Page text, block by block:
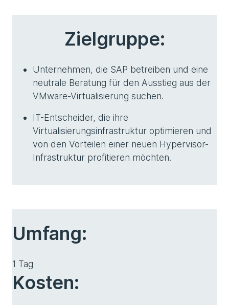
Zielgruppe:
Unternehmen, die SAP betreiben und eine
neutrale Beratung für den Ausstieg aus der
VMware-Virtualisierung suchen.
IT-Entscheider, die ihre
Virtualisierungsinfrastruktur optimieren und
von den Vorteilen einer neuen Hypervisor-
Infrastruktur profitieren möchten.
Umfang:
1 Tag
Kosten: